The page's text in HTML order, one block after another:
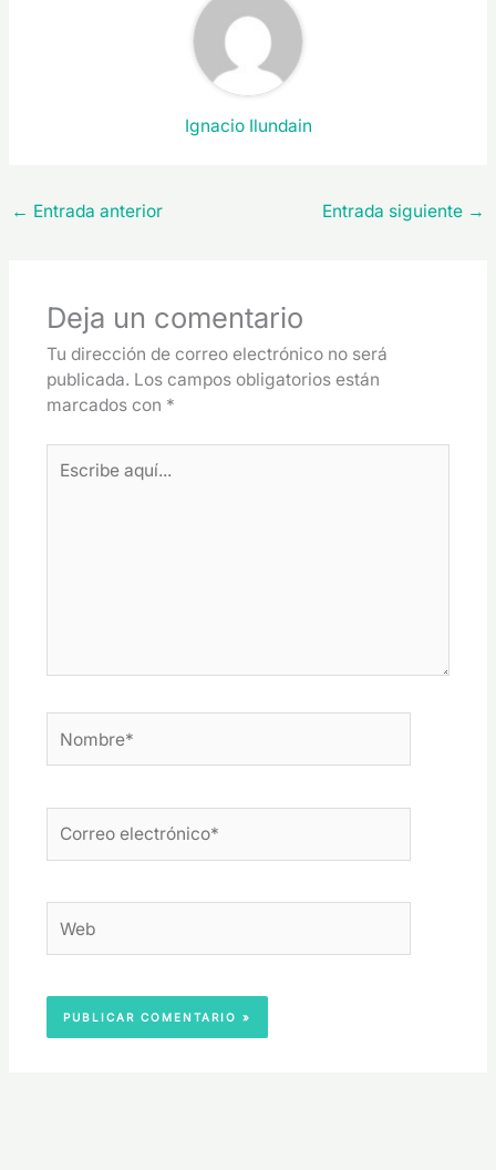
Ignacio Ilundain
← Entrada anterior Entrada siguiente →
Deja un comentario
Tu dirección de correo electrónico no será
publicada. Los campos obligatorios están
marcados con *
aquí...
electrónico*